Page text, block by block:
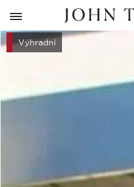
ZPĚT
Výhradní